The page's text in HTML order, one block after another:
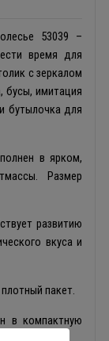
53039 –
время для
с зеркалом
бусы, имитация
бутылочка для
в ярком,
Размер
развитию
вкуса и
пакет.
в компактную